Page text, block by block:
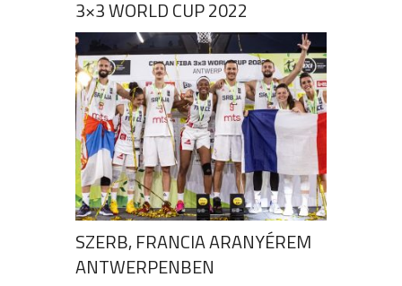
3×3 WORLD CUP 2022
SZERB, FRANCIA ARANYÉREM
ANTWERPENBEN